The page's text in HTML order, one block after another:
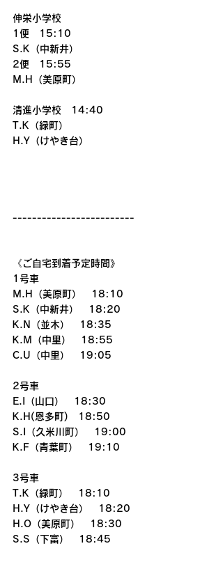
伸栄小学校
1便　15:10
S.K（中新井）
2便　15:55
M.H（美原町）
清進小学校　14:40
T.K（緑町）
H.Y（けやき台）
-------------------------
《ご自宅到着予定時間》
1号車
M.H（美原町）　18:10
S.K（中新井）　18:20
K.N（並木）　18:35
K.M（中里）　18:55
C.U（中里）　19:05
2号車
E.I（山口）　18:30
K.H(恩多町)　18:50
S.I（久米川町）　19:00
K.F（青葉町）　19:10
3号車
T.K（緑町）　18:10
H.Y（けやき台）　18:20
H.O（美原町）　18:30
S.S（下富）　18:45